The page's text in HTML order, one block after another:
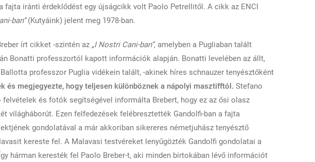
fajta iránti érdeklődést egy újságcikk volt Paolo Petrellitől. A cikk az ENCI
ban”(Kutyáink) jelent meg 1978-ban.
írt cikket -szintén az „I Nostri Cani-ban”, amelyben a Pugliaban talált
Bonatti professzortól kapott információk alapján. Bonatti levelében az állt,
professzor Puglia vidékein talált, -akinek híres schnauzer tenyésztőként
és megjegyezte, hogy teljesen különböznek a nápolyi masztifftól. Stefano
és fotók segítségével informálta Brebert, hogy ez az ősi olasz
világháborút. Ezen felfedezések felébresztették Gandolfi-ban a fajta
gondolatával a már akkoriban sikereres németjuhász tenyésztő
kereste fel. A Malavasi testvéreket lenyűgözték Gandolfi gondolatai a
hárman keresték fel Paolo Breber-t, aki minden birtokában lévő információt